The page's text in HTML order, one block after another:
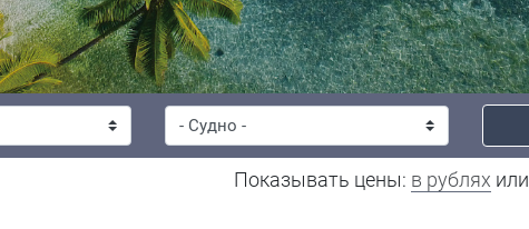
Показывать цены: в рублях или